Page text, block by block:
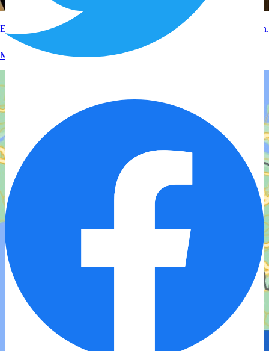
Experteninterview mit RTL zum Thema Google Bewertungen löschen.
Mehr